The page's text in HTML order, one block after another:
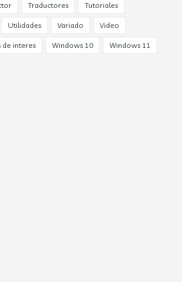
Traductores Tutoriales
Utilidades Variado Video
de interes Windows 10 Windows 11